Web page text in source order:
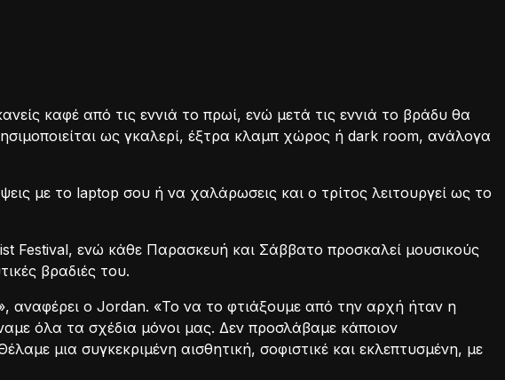
καφέ από τις εννιά το πρωί, ενώ μετά τις εννιά το βράδυ θα
ως γκαλερί, έξτρα κλαμπ χώρος ή dark room, ανάλογα
με το laptop σου ή να χαλάρωσεις και ο τρίτος λειτουργεί ως το
Festival, ενώ κάθε Παρασκευή και Σάββατο προσκαλεί μουσικούς
βραδιές του.
αναφέρει ο Jordan. «Το να το φτιάξουμε από την αρχή ήταν η
όλα τα σχέδια μόνοι μας. Δεν προσλάβαμε κάποιον
μια συγκεκριμένη αισθητική, σοφιστικέ και εκλεπτυσμένη, με